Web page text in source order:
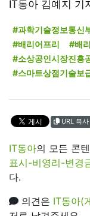
IT동아 김예지
#과학기술정보통신
#배리어프리
#배
#소상공인시장진흥
#스마트상점기술보
URL 복사
IT동아의 모든 콘
표시-비영리-변경
다.
의견은 IT동아(